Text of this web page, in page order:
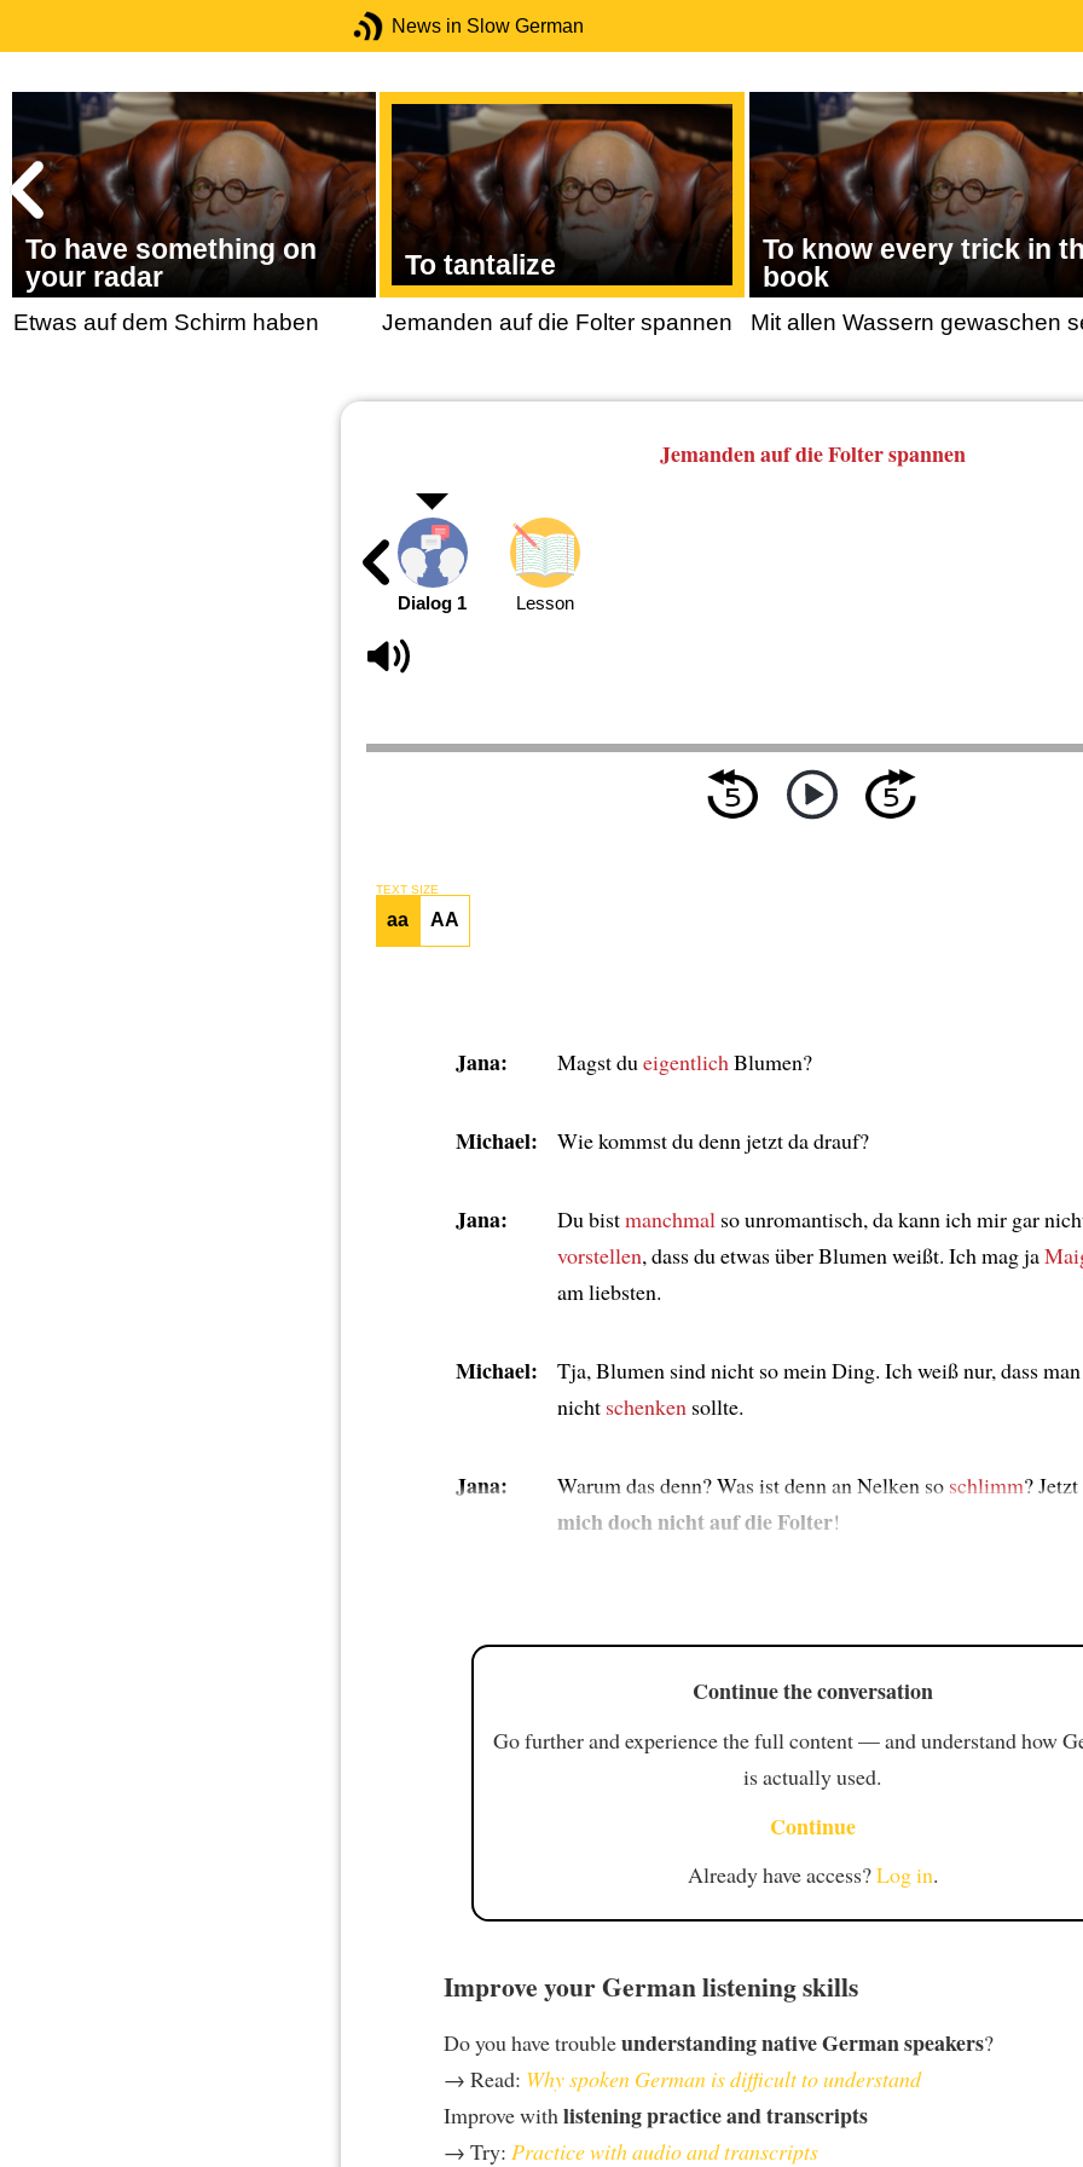
News in Slow German
To have something on
your radar
Etwas auf dem Schirm haben
To tantalize
Jemanden auf die Folter spannen
To know every trick in
book
Mit allen Wassern gewaschen
Jemanden auf die Folter spannen
Dialog 1 Lesson
TEXT SIZE
aa AA
Jana: Magst du eigentlich Blumen?
Michael: Wie kommst du denn jetzt da drauf?
Jana: Du bistmanchmal so unromantisch, da kann ich mir gar
vorstellen, dass du etwas über Blumen weißt. Ich mag ja
am liebsten.
Michael: Tja, Blumen sind nicht so mein Ding. Ich weiß nur, dass man
nicht schenken sollte.
Jana: Warum das denn? Was ist denn an Nelken so schlimm? Jetzt
mich doch nicht auf die Folter!
Continue the conversation
Go further and experience the full content — and understand how
is actually used.
Continue
Already have access?Log in.
Improve your German listening skills
Do you have troubleunderstanding native German speakers?
→ Read: Why spoken German is difficult to understand
Improve with listening practice and transcripts
→ Try: Practice with audio and transcripts